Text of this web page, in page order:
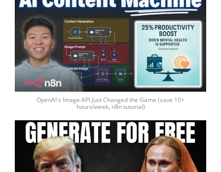
OpenAI's Image API Just Changed the Game (save 10+
hours/week, n8n tutorial)